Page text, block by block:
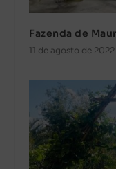
Fazenda de
11 de agosto de 2022